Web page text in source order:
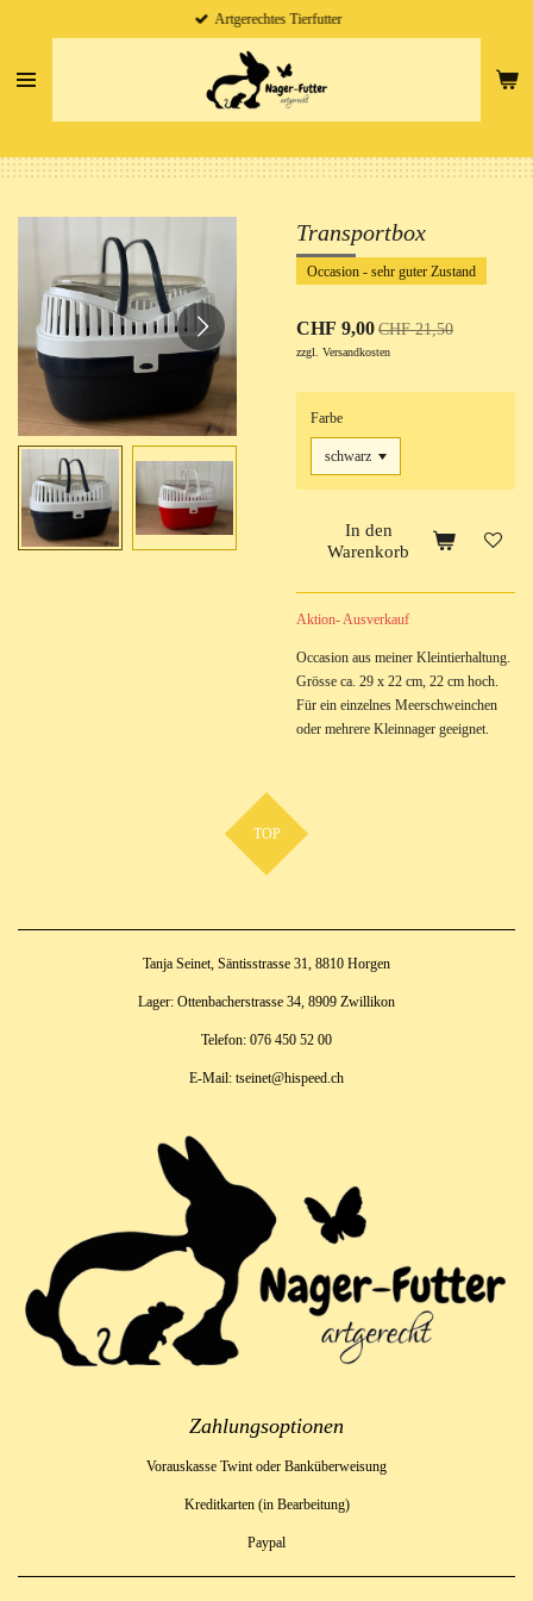
springen
Artgerechtes Tierfutter
Transportbox
Occasion - sehr guter Zustand
CHF 9,00 CHF 21,50
zzgl. Versandkosten
Farbe
In den
Warenkorb
Aktion- Ausverkauf
Occasion aus meiner Kleintierhaltung.
Grösse ca. 29 x 22 cm, 22 cm hoch.
Für ein einzelnes Meerschweinchen
oder mehrere Kleinnager geeignet.
TOP
Tanja Seinet, Säntisstrasse 31, 8810 Horgen
Lager: Ottenbacherstrasse 34, 8909 Zwillikon
Telefon: 076 450 52 00
E-Mail: tseinet@hispeed.ch
Zahlungsoptionen
Vorauskasse Twint oder Banküberweisung
Kreditkarten (in Bearbeitung)
Paypal